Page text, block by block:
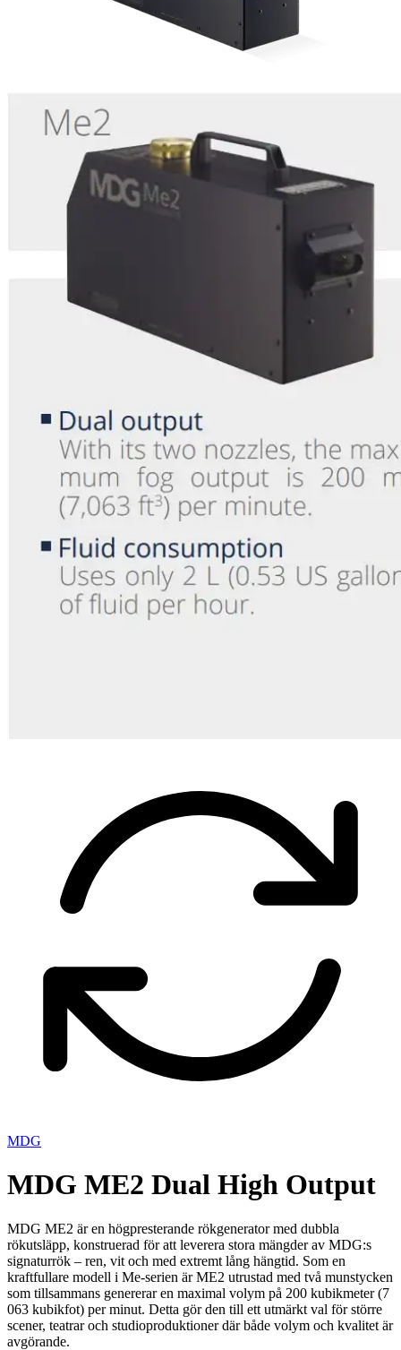
MDG
MDG ME2 Dual High Output
MDG ME2 är en högpresterande rökgenerator med dubbla
rökutsläpp, konstruerad för att leverera stora mängder av MDG:s
signaturrök – ren, vit och med extremt lång hängtid. Som en
kraftfullare modell i Me-serien är ME2 utrustad med två munstycken
som tillsammans genererar en maximal volym på 200 kubikmeter (7
063 kubikfot) per minut. Detta gör den till ett utmärkt val för större
scener, teatrar och studioproduktioner där både volym och kvalitet är
avgörande.